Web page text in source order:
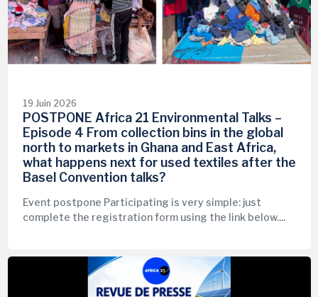
19 Juin 2026
POSTPONE Africa 21 Environmental Talks –
Episode 4 From collection bins in the global
north to markets in Ghana and East Africa,
what happens next for used textiles after the
Basel Convention talks?
Event postpone Participating is very simple: just
complete the registration form using the link below....